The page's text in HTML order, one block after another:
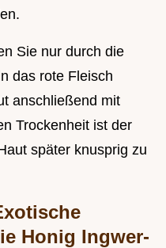
Sie nur durch die
das rote Fleisch
anschließend mit
Trockenheit ist der
später knusprig zu
Honig Ingwer-